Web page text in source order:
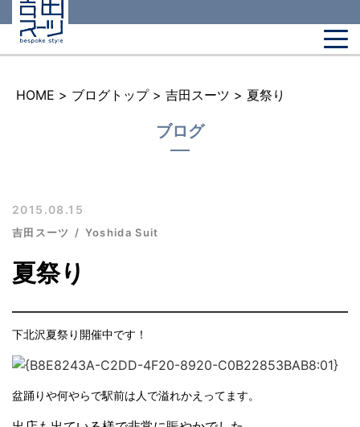
HOME > ブログトップ > 吉田スーツ > 夏祭り
ブログ
2015.08.15
吉田スーツ Yoshida Suit
夏祭り
下北沢夏祭り開催中です！
盆踊りや何やらで駅前は人で溢れかえってます。